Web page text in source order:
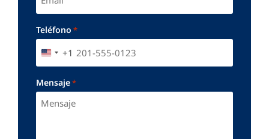
Teléfono *
UNITED STATES +1
+1
Mensaje*